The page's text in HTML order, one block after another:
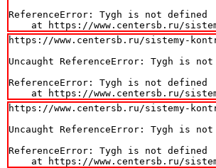
ReferenceError: Tygh is not defined
at https://www.centersb.ru/
https://www.centersb.ru/sistemy-
Uncaught ReferenceError: Tygh is
ReferenceError: Tygh is not defined
at https://www.centersb.ru/
https://www.centersb.ru/sistemy-
Uncaught ReferenceError: Tygh is
ReferenceError: Tygh is not defined
at https://www.centersb.ru/